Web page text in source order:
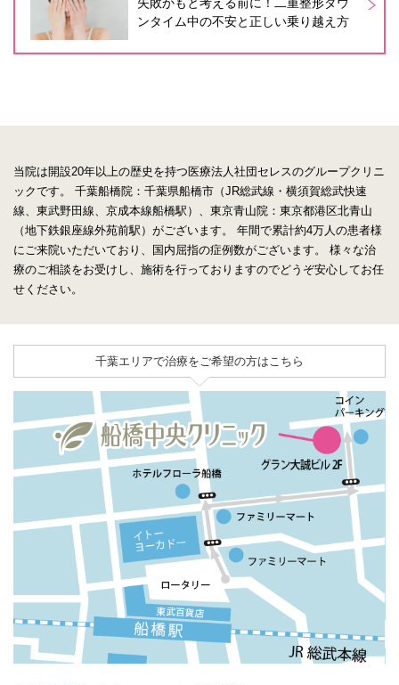
ンタイム中の不安と正しい乗り越え方
当院は開設20年以上の歴史を持つ医療法人社団セレスのグループクリニ
ックです。
千葉船橋院：千葉県船橋市（JR総武線・横須賀総武快速
線、東武野田線、京成本線船橋駅）、東京青山院：東京都港区北青山
（地下鉄銀座線外苑前駅）がございます。
年間で累計約4万人の患者様
にご来院いただいており、国内屈指の症例数がございます。
様々な治
療のご相談をお受けし、施術を行っておりますのでどうぞ安心してお任
せください。
千葉エリアで治療をご希望の方はこちら